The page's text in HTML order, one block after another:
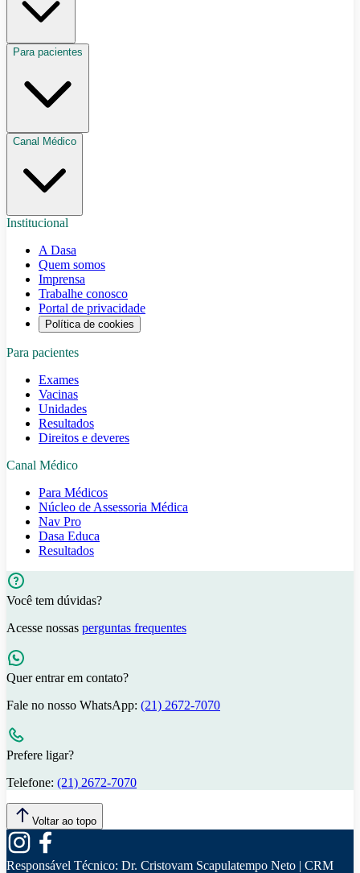
Para pacientes
Canal Médico
Institucional
A Dasa
Quem somos
Imprensa
Trabalhe conosco
Portal de privacidade
Política de cookies
Para pacientes
Exames
Vacinas
Unidades
Resultados
Direitos e deveres
Canal Médico
Para Médicos
Núcleo de Assessoria Médica
Nav Pro
Dasa Educa
Resultados
Você tem dúvidas?
Acesse nossas perguntas frequentes
Quer entrar em contato?
Fale no nosso WhatsApp: (21) 2672-7070
Prefere ligar?
Telefone: (21) 2672-7070
Voltar ao topo
Responsável Técnico: Dr. Cristovam Scapulatempo Neto | CRM